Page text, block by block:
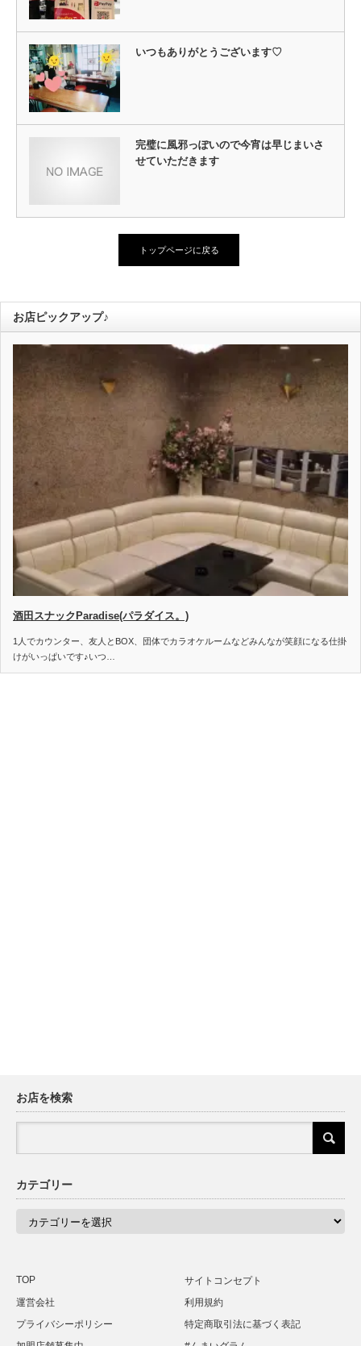
いつもありがとうございます♡
完璧に風邪っぽいので今宵は早じまいさ
せていただきます
トップページに戻る
お店ピックアップ♪
酒田スナックParadise(パラダイス。)
1人でカウンター、友人とBOX、団体でカラオケルームなどみんなが笑顔になる仕掛
けがいっぱいです♪いつ…
お店を検索
カテゴリー
TOP
サイトコンセプト
運営会社
利用規約
プライバシーポリシー
特定商取引法に基づく表記